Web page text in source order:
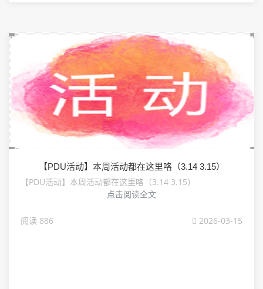
【PDU活动】本周活动都在这里咯（3.14 3.15）
【PDU活动】本周活动都在这里咯（3.14 3.15）
点击阅读全文
阅读 886 2026-03-15